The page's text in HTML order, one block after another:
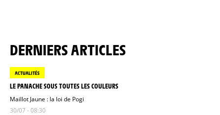
DERNIERS ARTICLES
ACTUALITÉS
LE PANACHE SOUS TOUTES LES COULEURS
Maillot Jaune : la loi de Pogi
30/07 - 08:30